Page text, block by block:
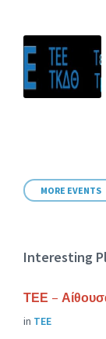
MORE EVENTS
Interesting
ΤΕΕ –
in ΤΕΕ